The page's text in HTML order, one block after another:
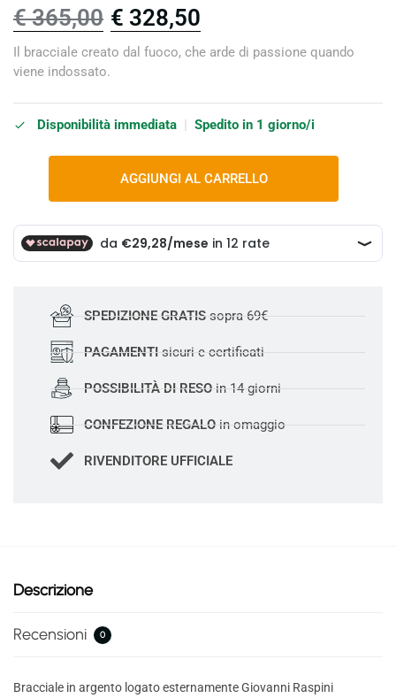
€365,00 € 328,50
Il bracciale creato dal fuoco, che arde di passione quando
viene indossato.
Disponibilità immediata Spedito in 1 giorno/i
AGGIUNGI AL CARRELLO
SPEDIZIONE GRATISsopra 69€
PAGAMENTI sicuri e certificati
POSSIBILITÀ DI RESO in 14 giorni
CONFEZIONE REGALOin omaggio
RIVENDITORE UFFICIALE
Descrizione
Recensioni 0
Bracciale in argento logato esternamente Giovanni Raspini